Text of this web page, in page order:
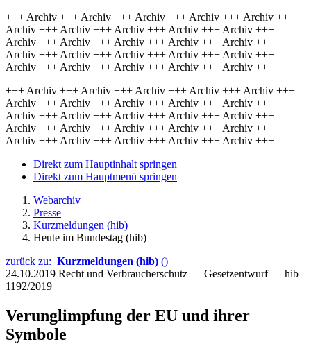
+++ Archiv +++ Archiv +++ Archiv +++ Archiv +++ Archiv +++
Archiv +++ Archiv +++ Archiv +++ Archiv +++ Archiv +++
Archiv +++ Archiv +++ Archiv +++ Archiv +++ Archiv +++
Archiv +++ Archiv +++ Archiv +++ Archiv +++ Archiv +++
Archiv +++ Archiv +++ Archiv +++ Archiv +++ Archiv +++
+++ Archiv +++ Archiv +++ Archiv +++ Archiv +++ Archiv +++
Archiv +++ Archiv +++ Archiv +++ Archiv +++ Archiv +++
Archiv +++ Archiv +++ Archiv +++ Archiv +++ Archiv +++
Archiv +++ Archiv +++ Archiv +++ Archiv +++ Archiv +++
Archiv +++ Archiv +++ Archiv +++ Archiv +++ Archiv +++
Direkt zum Hauptinhalt springen
Direkt zum Hauptmenü springen
Webarchiv
Presse
Kurzmeldungen (hib)
Heute im Bundestag (hib)
zurück zu: Kurzmeldungen (hib) ()
24.10.2019 Recht und Verbraucherschutz — Gesetzentwurf — hib
1192/2019
Verunglimpfung der EU und ihrer
Symbole